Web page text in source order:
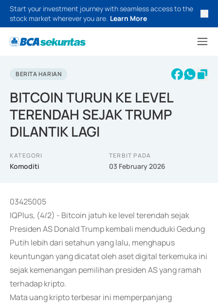
Start your investment journey with seamless access to the
stock market wherever you are. Learn More
BERITA HARIAN
BITCOIN TURUN KE LEVEL
TERENDAH SEJAK TRUMP
DILANTIK LAGI
KATEGORI
Komoditi
TERBIT PADA
03 February 2026
03425005
IQPlus, (4/2) - Bitcoin jatuh ke level terendah sejak
Presiden AS Donald Trump kembali menduduki Gedung
Putih lebih dari setahun yang lalu, menghapus
keuntungan yang dicatat oleh aset digital terkemuka ini
sejak kemenangan pemilihan presiden AS yang ramah
terhadap kripto.
Mata uang kripto terbesar ini memperpanjang